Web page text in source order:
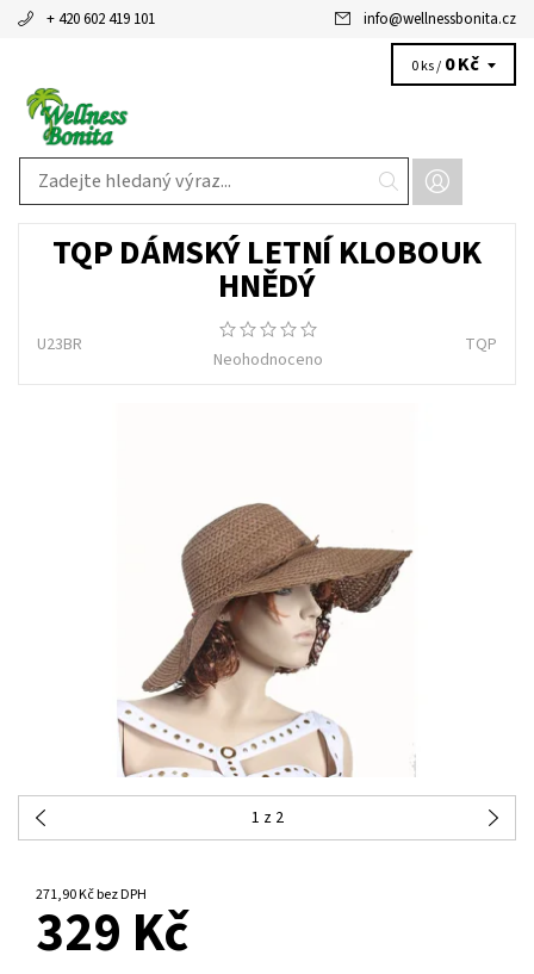
+ 420 602 419 101 info@wellnessbonita.cz
0 ks / 0 Kč
TQP DÁMSKÝ LETNÍ KLOBOUK
HNĚDÝ
U23BR
Neohodnoceno
TQP
1 z 2
271,90 Kč bez DPH
329 Kč